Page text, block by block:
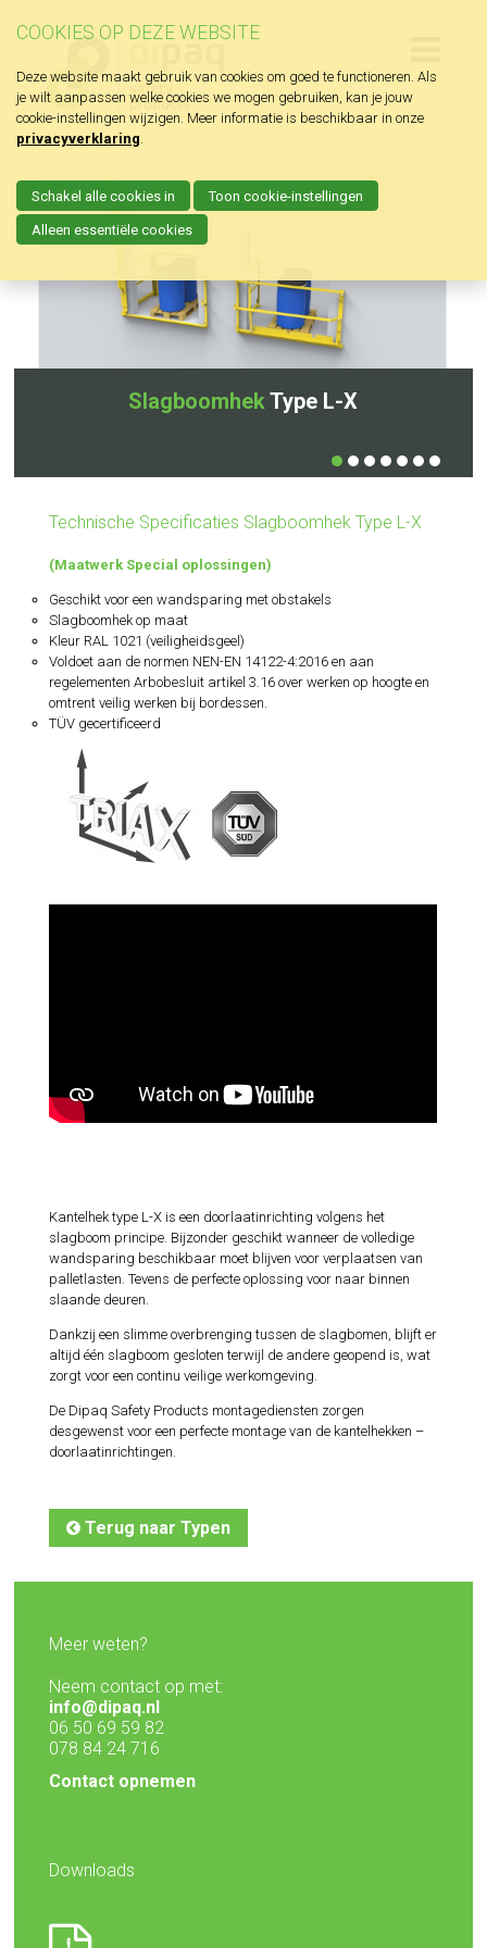
SlagboomhekType L-X
Technische Specificaties Slagboomhek Type L-X
(Maatwerk Special oplossingen)
Geschikt voor een wandsparing met obstakels
Slagboomhek op maat
Kleur RAL 1021 (veiligheidsgeel)
Voldoet aan de normen NEN-EN 14122-4:2016 en aan
regelementen Arbobesluit artikel 3.16 over werken op hoogte en
omtrent veilig werken bij bordessen.
TÜV gecertificeerd
Kantelhek type L-X is een doorlaatinrichting volgens het
slagboom principe. Bijzonder geschikt wanneer de volledige
wandsparing beschikbaar moet blijven voor verplaatsen van
palletlasten. Tevens de perfecte oplossing voor naar binnen
slaande deuren.
Dankzij een slimme overbrenging tussen de slagbomen, blijft er
altijd één slagboom gesloten terwijl de andere geopend is, wat
zorgt voor een continu veilige werkomgeving.
De Dipaq Safety Products montagediensten zorgen
desgewenst voor een perfecte montage van de kantelhekken –
doorlaatinrichtingen.
Terug naar Typen
Meer weten?
Neem contact op met:
info@dipaq.nl
06 50 69 59 82
078 84 24 716
Contact opnemen
Downloads
COOKIES OP DEZE WEBSITE
Deze website maakt gebruik van cookies om goed te functioneren. Als
je wilt aanpassen welke cookies we mogen gebruiken, kan je jouw
cookie-instellingen wijzigen. Meer informatie is beschikbaar in onze
privacyverklaring.
Schakel alle cookies in Toon cookie-instellingen
Alleen essentiële cookies